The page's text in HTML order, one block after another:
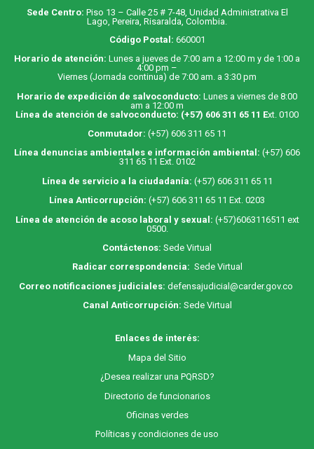
Sede Centro: Piso 13 – Calle 25 # 7-48, Unidad Administrativa El
Lago, Pereira, Risaralda, Colombia.
Código Postal: 660001
Horario de atención: Lunes a jueves de 7:00 am a 12:00 m y de 1:00 a
4:00 pm –
Viernes (Jornada continua) de 7:00 am. a 3:30 pm
Horario de expedición de salvoconducto: Lunes a viernes de 8:00
am a 12:00 m
Línea de atención de salvoconducto: (+57) 606 311 65 11 Ext. 0100
Conmutador: (+57) 606 311 65 11
Línea denuncias ambientales e información ambiental: (+57) 606
311 65 11 Ext. 0102
Línea de servicio a la ciudadanía: (+57) 606 311 65 11
Línea Anticorrupción: (+57) 606 311 65 11 Ext. 0203
Línea de atención de acoso laboral y sexual: (+57)6063116511 ext
0500.
Contáctenos: Sede Virtual
Radicar correspondencia: Sede Virtual
Correo notificaciones judiciales: defensajudicial@carder.gov.co
Canal Anticorrupción: Sede Virtual
Enlaces de interés:
Mapa del Sitio
¿Desea realizar una PQRSD?
Directorio de funcionarios
Oficinas verdes
Políticas y condiciones de uso